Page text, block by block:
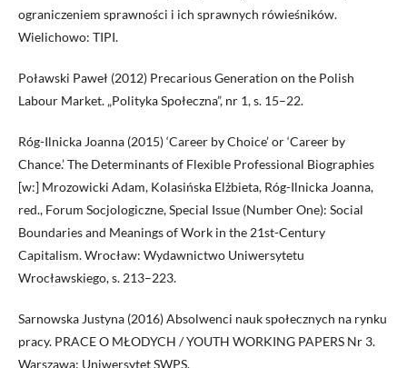
ograniczeniem sprawności i ich sprawnych rówieśników.
Wielichowo: TIPI.
Poławski Paweł (2012) Precarious Generation on the Polish
Labour Market. „Polityka Społeczna”, nr 1, s. 15–22.
Róg-Ilnicka Joanna (2015) ‘Career by Choice’ or ‘Career by
Chance.’ The Determinants of Flexible Professional Biographies
[w:] Mrozowicki Adam, Kolasińska Elżbieta, Róg-Ilnicka Joanna,
red., Forum Socjologiczne, Special Issue (Number One): Social
Boundaries and Meanings of Work in the 21st-Century
Capitalism. Wrocław: Wydawnictwo Uniwersytetu
Wrocławskiego, s. 213–223.
Sarnowska Justyna (2016) Absolwenci nauk społecznych na rynku
pracy. PRACE O MŁODYCH / YOUTH WORKING PAPERS Nr 3.
Warszawa: Uniwersytet SWPS.